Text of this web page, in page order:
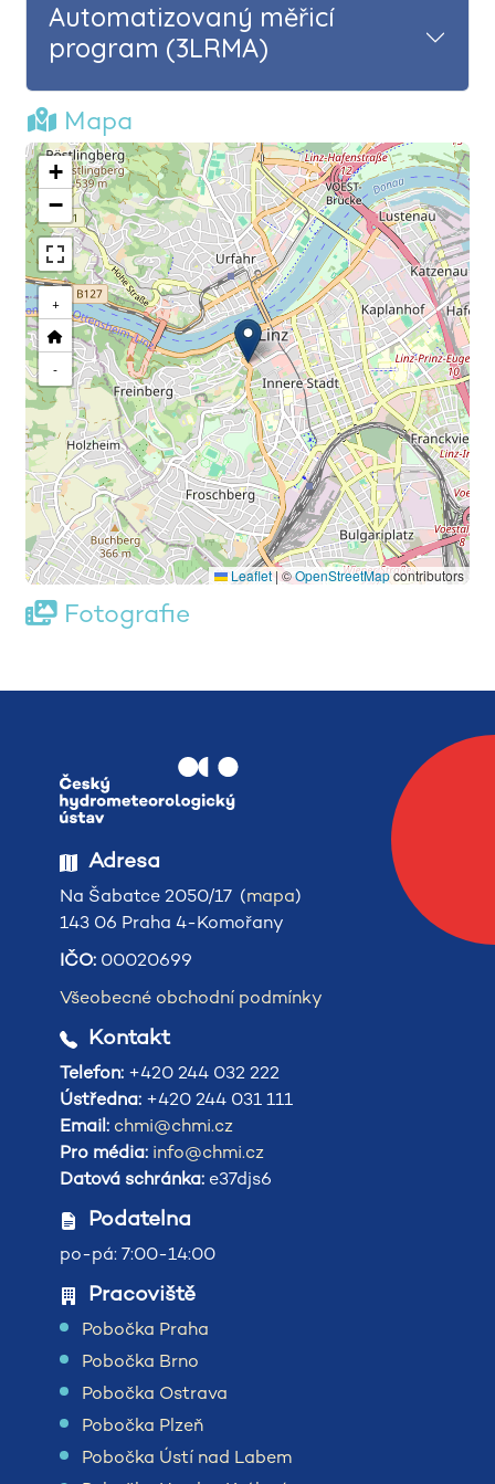
Automatizovaný měřicí
program (3LRMA)
Mapa
+
−
+
-
Leaflet| ©OpenStreetMapcontributors
Fotografie
Adresa
Na Šabatce 2050/17 (mapa)
143 06 Praha 4-Komořany
IČO: 00020699
Všeobecné obchodní podmínky
Kontakt
Telefon: +420 244 032 222
Ústředna: +420 244 031 111
Email: chmi@chmi.cz
Pro média: info@chmi.cz
Datová schránka: e37djs6
Podatelna
po-pá: 7:00-14:00
Pracoviště
Pobočka Praha
Pobočka Brno
Pobočka Ostrava
Pobočka Plzeň
Pobočka Ústí nad Labem